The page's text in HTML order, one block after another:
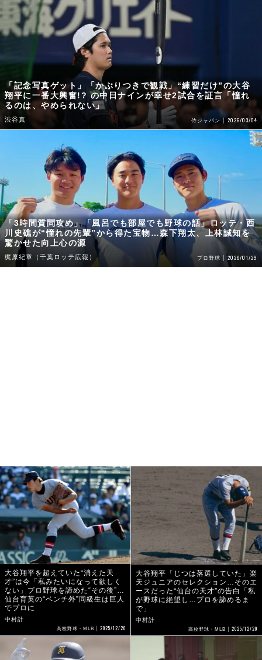
「記念写真ゲット」「かぶりつきで観戦」“練習だけ”の大谷
翔平に一番大興奮!? の中日ナインが幸せ2試合を証言「憧れ
るのは、やめられない」
渋谷真 侍ジャパン 2026/03/04
「3時間質問攻め」「風呂でも部屋でも野球の話」ロッテ・西
川史礁が“憧れの先輩”から得た宝物…森下翔太、上林誠知を
驚かせた向上心の源
梶原紀章（千葉ロッテ広報） プロ野球 2026/01/29
大谷翔平を超えていた“消えた天
才”は今「私みたいになって欲しく
ない」プロ野球を諦めた“その後”…
仙台育英の“ベンチ外”同級生は巨人
でプロに
中村計
高校野球・MLB 2025/12/20
大谷翔平「じつは落選していた」楽
天ジュニアのセレクション…そのエ
ースだった“仙台の天才”の告白「私
が野球に絶望し…プロを諦めるま
で」
中村計
高校野球・MLB 2025/12/20